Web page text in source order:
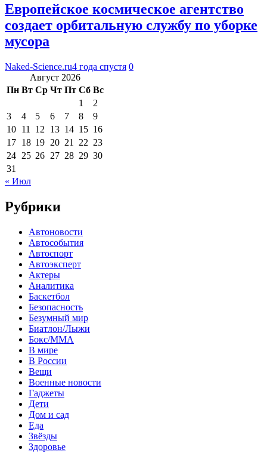
Европейское космическое агентство
создает орбитальную службу по уборке
мусора
Naked-Science.ru4 года спустя 0
Август 2026
Пн Вт Ср Чт Пт Сб Вс
1
2
3
4 5 6 7 8
9
10 11 12 13 14 15 16
17 18 19 20 21 22 23
24 25 26 27 28 29 30
31
« Июл
Рубрики
Автоновости
Автособытия
Автоспорт
Автоэксперт
Актеры
Аналитика
Баскетбол
Безопасность
Безумный мир
Биатлон/Лыжи
Бокс/MMA
В мире
В России
Вещи
Военные новости
Гаджеты
Дети
Дом и сад
Еда
Звёзды
Здоровье